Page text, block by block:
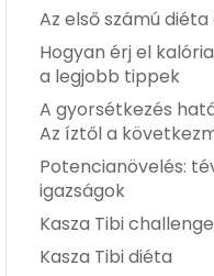
Az első számú
Hogyan érj el
a legjobb tippek
A gyorsétkezés
Az íztől a
Potencianövelés:
igazságok
Kasza Tibi
Kasza Tibi diéta